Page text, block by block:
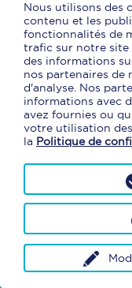
votre commande serale
transaction en succursale.
* En commandant en
taux de change exclusif
s'appliqueront. (9,95 $
* Argent comptant et
Nous utilisons des
contenu et les
fonctionnalités de
trafic sur notre site
des informations
nos partenaires de
d'analyse. Nos
informations avec
avez fournies ou
votre utilisation
la Politique de